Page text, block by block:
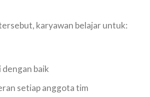
karyawan belajar untuk:
baik
setiap anggota tim